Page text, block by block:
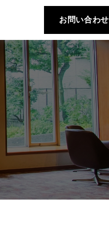
お問い合わせ